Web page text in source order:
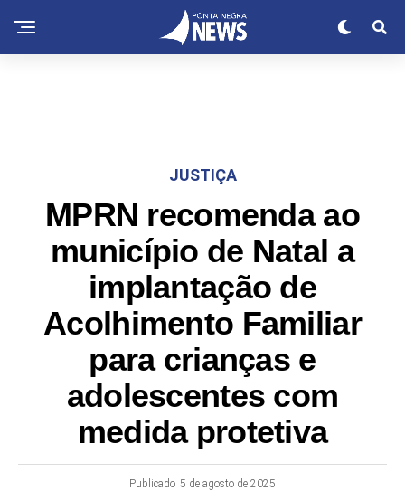
JUSTIÇA
MPRN recomenda ao
município de Natal a
implantação de
Acolhimento Familiar
para crianças e
adolescentes com
medida protetiva
Publicado 5 de agosto de 2025